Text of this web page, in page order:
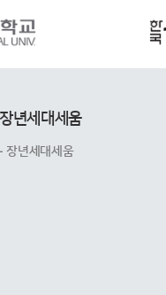
장년세대세움
- 장년세대세움